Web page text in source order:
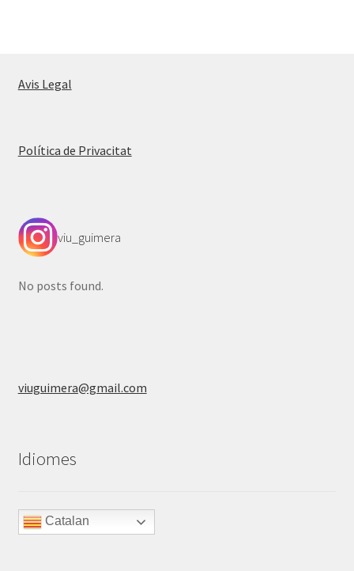
Avis Legal
Política de Privacitat
viu_guimera
No posts found.
viuguimera@gmail.com
Idiomes
Catalan